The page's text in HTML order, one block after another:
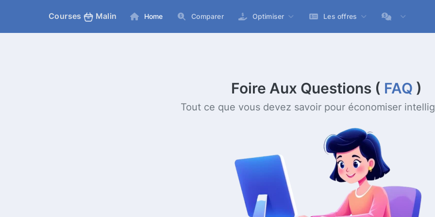
Courses Malin Home Comparer Optimiser Les offres
Foire Aux Questions ( FAQ )
Tout ce que vous devez savoir pour économiser